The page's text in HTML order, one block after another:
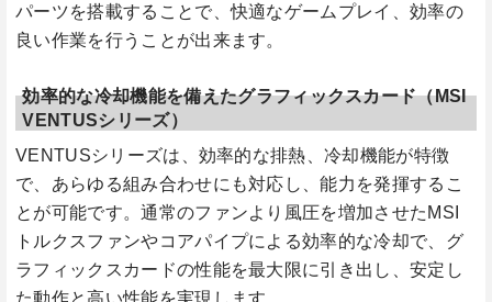
パーツを搭載することで、快適なゲームプレイ、効率の
良い作業を行うことが出来ます。
効率的な冷却機能を備えたグラフィックスカード（MSI
VENTUSシリーズ）
VENTUSシリーズは、効率的な排熱、冷却機能が特徴
で、あらゆる組み合わせにも対応し、能力を発揮するこ
とが可能です。通常のファンより風圧を増加させたMSI
トルクスファンやコアパイプによる効率的な冷却で、グ
ラフィックスカードの性能を最大限に引き出し、安定し